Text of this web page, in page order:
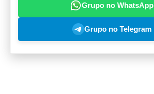
Grupo no WhatsApp
Grupo no Telegram